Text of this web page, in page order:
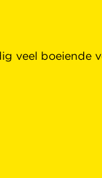
veel boeiende